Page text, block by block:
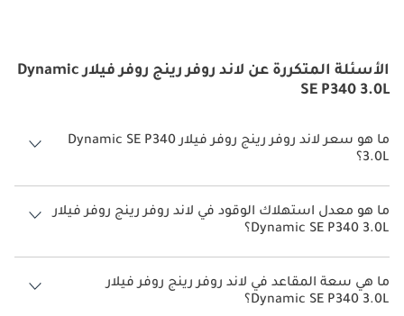
الأسئلة المتكررة عن لاند روفر رينج روفر فيلار Dynamic
SE P340 3.0L
ما هو سعر لاند روفر رينج روفر فيلار Dynamic SE P340
3.0L؟
سعر لاند روفر رينج روفر فيلار Dynamic SE P340 3.0L هو درهم 352,170.
ما هو معدل استهلاك الوقود في لاند روفر رينج روفر فيلار
Dynamic SE P340 3.0L؟
يبلغ معدل استهلاك الوقود المقترح من الشركة المصنعة لسيارة لاند روفر
رينج روفر فيلار 2026 من 8 كم/ليتر - 10 كم/ليتر.
ما هي سعة المقاعد في لاند روفر رينج روفر فيلار
Dynamic SE P340 3.0L؟